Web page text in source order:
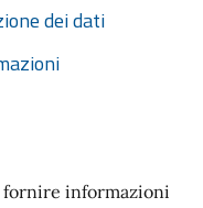
dei dati
informazioni